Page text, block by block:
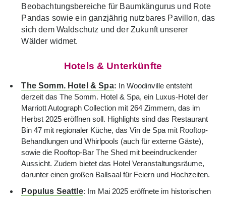
Beobachtungsbereiche für Baumkängurus und Rote
Pandas sowie ein ganzjährig nutzbares Pavillon, das
sich dem Waldschutz und der Zukunft unserer
Wälder widmet.
Hotels & Unterkünfte
The Somm. Hotel & Spa: In Woodinville entsteht
derzeit das The Somm. Hotel & Spa, ein Luxus-Hotel der
Marriott Autograph Collection mit 264 Zimmern, das im
Herbst 2025 eröffnen soll. Highlights sind das Restaurant
Bin 47 mit regionaler Küche, das Vin de Spa mit Rooftop-
Behandlungen und Whirlpools (auch für externe Gäste),
sowie die Rooftop-Bar The Shed mit beeindruckender
Aussicht. Zudem bietet das Hotel Veranstaltungsräume,
darunter einen großen Ballsaal für Feiern und Hochzeiten.
Populus Seattle: Im Mai 2025 eröffnete im historischen